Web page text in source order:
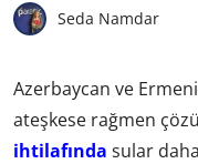
Seda Namdar
Azerbaycan ve
ateşkese rağmen
ihtilafında sular